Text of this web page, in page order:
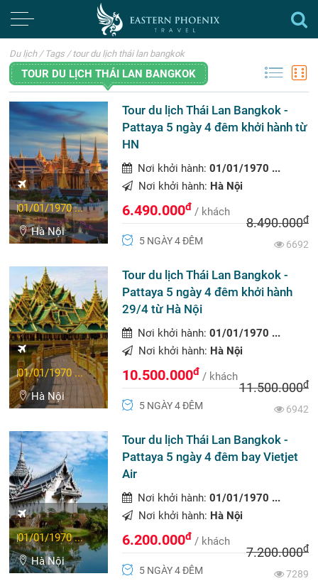
Du lịch / Tags / tour du lịch thái lan bangkok
TOUR DU LỊCH THÁI LAN BANGKOK
01/01/1970 ...
Hà Nội
Tour du lịch Thái Lan Bangkok -
Pattaya 5 ngày 4 đêm khởi hành từ
HN
Nơi khởi hành:01/01/1970 ...
Nơi khởi hành: Hà Nội
6.490.000đ / khách
8.490.000đ
5 NGÀY 4 ĐÊM
6692
01/01/1970 ...
Hà Nội
Tour du lịch Thái Lan Bangkok -
Pattaya 5 ngày 4 đêm khởi hành
29/4 từ Hà Nội
Nơi khởi hành:01/01/1970 ...
Nơi khởi hành: Hà Nội
10.500.000đ / khách
11.500.000đ
5 NGÀY 4 ĐÊM
6942
01/01/1970 ...
Hà Nội
Tour du lịch Thái Lan Bangkok -
Pattaya 5 ngày 4 đêm bay Vietjet
Air
Nơi khởi hành:01/01/1970 ...
Nơi khởi hành: Hà Nội
6.200.000đ / khách
7.200.000đ
5 NGÀY 4 ĐÊM
7289